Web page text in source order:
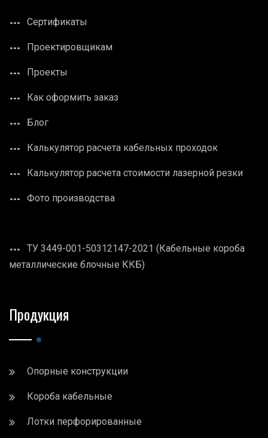
Сертификаты
Проектировщикам
Проекты
Как оформить заказ
Блог
Калькулятор расчета кабельных проходок
Калькулятор расчета стоимости лазерной резки
Фото производства
ТУ 3449-001-50312147-2021 (Кабельные короба
металлические блочные ККБ)
Продукция
Опорные конструкции
Короба кабельные
Лотки перфорированные